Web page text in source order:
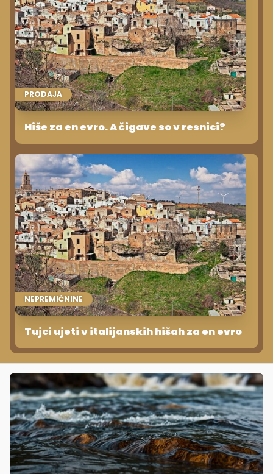
PRODAJA
Hiše za en evro. A čigave so v resnici?
NEPREMIČNINE
Tujci ujeti v italijanskih hišah za en evro